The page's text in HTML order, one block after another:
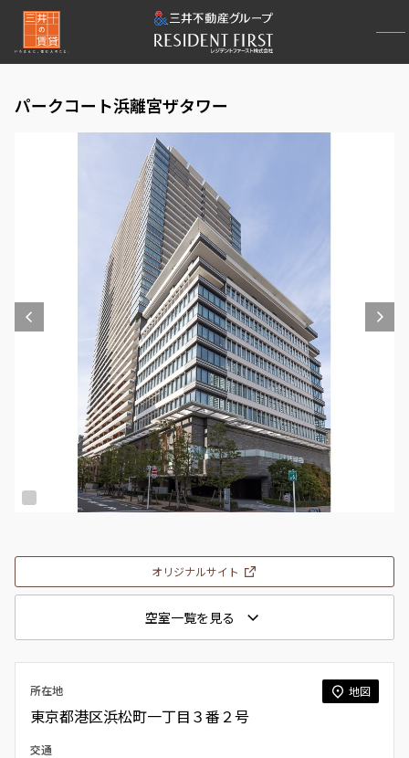
パークコート浜離宮ザタワー
オリジナルサイト
空室一覧を見る
所在地 地図
東京都港区浜松町一丁目３番２号
交通